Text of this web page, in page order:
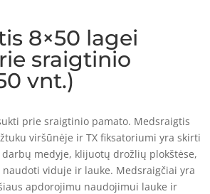
8×50 lagei
sraigtinio
vnt.)
prie sraigtinio pamato. Medsraigtis
viršūnėje ir TX fiksatoriumi yra skirti
medyje, klijuotų drožlių plokštėse,
viduje ir lauke. Medsraigčiai yra
apdorojimu naudojimui lauke ir